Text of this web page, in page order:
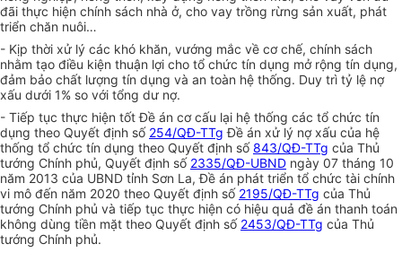
đãi thực hiện chính sách nhà ở, cho vay trồng rừng sản xuất, phát
triển chăn nuôi…
- Kịp thời xử lý các khó khăn, vướng mắc về cơ chế, chính sách
nhằm tạo điều kiện thuận lợi cho tổ chức tín dụng mở rộng tín dụng,
đảm bảo chất lượng tín dụng và an toàn hệ thống. Duy trì tỷ lệ nợ
xấu dưới 1% so với tổng dư nợ.
- Tiếp tục thực hiện tốt Đề án cơ cấu lại hệ thống các tổ chức tín
dụng theo Quyết định số 254/QĐ-TTg Đề án xử lý nợ xấu của hệ
thống tổ chức tín dụng theo Quyết định số843/QĐ-TTg của Thủ
tướng Chính phủ, Quyết định số 2335/QĐ-UBND ngày 07 tháng 10
năm 2013 của UBND tỉnh Sơn La, Đề án phát triển tổ chức tài chính
vi mô đến năm 2020 theo Quyết định số 2195/QĐ-TTg của Thủ
tướng Chính phủ và tiếp tục thực hiện có hiệu quả đề án thanh toán
không dùng tiền mặt theo Quyết định số 2453/QĐ-TTg của Thủ
tướng Chính phủ.